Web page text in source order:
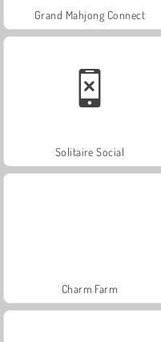
Grand Mahjong Connect
Solitaire Social
Charm Farm